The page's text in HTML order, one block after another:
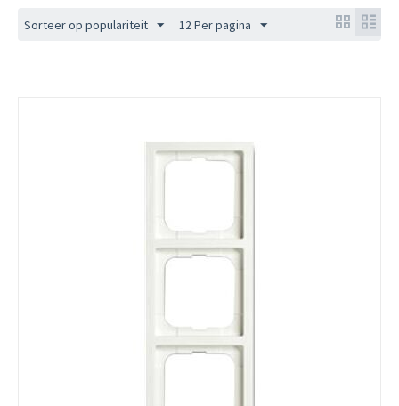
Sorteer op populariteit 12 Per pagina